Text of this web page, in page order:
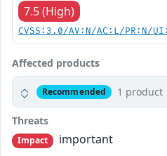
7.5 (High)
CVSS:3.0/AV:N/AC:L/PR:N/
Affected products
Recommended 1 product
Threats
Impact
important